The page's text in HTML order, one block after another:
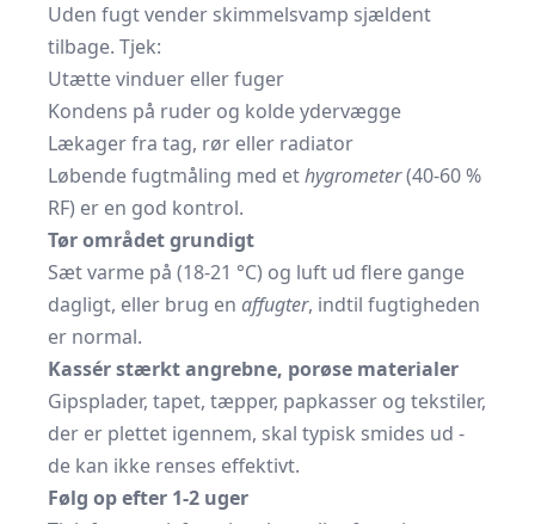
Uden fugt vender skimmelsvamp sjældent
tilbage. Tjek:
Utætte vinduer eller fuger
Kondens på ruder og kolde ydervægge
Lækager fra tag, rør eller radiator
Løbende fugtmåling med ethygrometer(40-60 %
RF) er en god kontrol.
Tør området grundigt
Sæt varme på (18-21 °C) og luft ud flere gange
dagligt, eller brug en affugter, indtil fugtigheden
er normal.
Kassér stærkt angrebne, porøse materialer
Gipsplader, tapet, tæpper, papkasser og tekstiler,
der er plettet igennem, skal typisk smides ud -
de kan ikke renses effektivt.
Følg op efter 1-2 uger